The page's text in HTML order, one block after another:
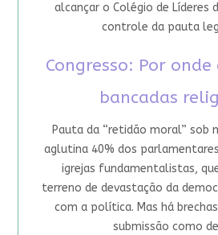
alcançar o Colégio de Líderes
controle da pauta
Congresso: Por
bancadas
Pauta da “retidão moral” sob
aglutina 40% dos
igrejas fundamentalistas,
terreno de devastação da
com a política. Mas há
submissão como